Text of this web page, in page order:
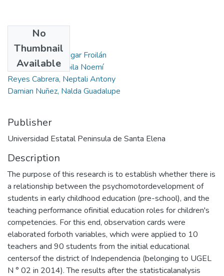
No
Thumbnail
Available
Authors
Damián Núñez, Edgar Froilán
Merino Acosta, Zoila Noemí
Reyes Cabrera, Neptali Antony
Damian Nuñez, Nalda Guadalupe
Publisher
Universidad Estatal Peninsula de Santa Elena
Description
The purpose of this research is to establish whether there is
a relationship between the psychomotordevelopment of
students in early childhood education (pre-school), and the
teaching performance ofinitial education roles for children's
competencies. For this end, observation cards were
elaborated forboth variables, which were applied to 10
teachers and 90 students from the initial educational
centersof the district of Independencia (belonging to UGEL
N ° 02 in 2014). The results after the statisticalanalysis